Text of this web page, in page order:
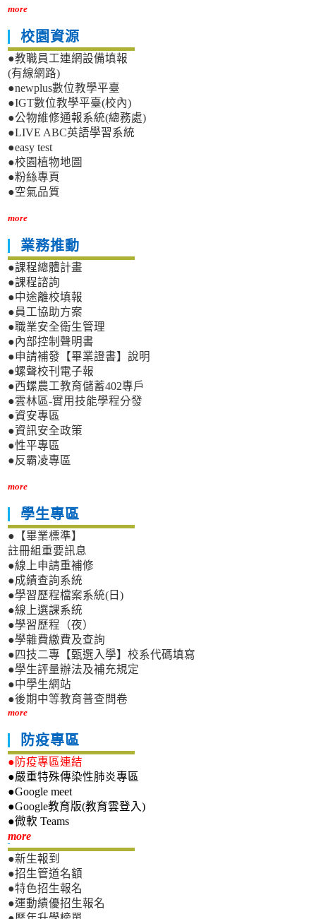
more
校園資源
●教職員工連網設備填報
(有線網路)
●newplus數位教學平臺
●IGT數位教學平臺(校內)
●公物維修通報系統(總務處)
●LIVE ABC英語學習系統
●easy test
●校園植物地圖
●粉絲專頁
●空氣品質
more
業務推動
●課程總體計畫
●課程諮詢
●中途離校填報
●員工協助方案
●職業安全衛生管理
●內部控制聲明書
●申請補發【畢業證書】說明
●螺聲校刊電子報
●西螺農工教育儲蓄402專戶
●雲林區-實用技能學程分發
●資安專區
●資訊安全政策
●性平專區
●反霸凌專區
more
學生專區
●【畢業標準】
註冊組重要訊息
●線上申請重補修
●成績查詢系統
●學習歷程檔案系統(日)
●線上選課系統
●學習歷程（夜）
●學雜費繳費及查詢
●四技二專【甄選入學】校系代碼填寫
●學生評量辦法及補充規定
●中學生網站
●後期中等教育普查問卷
more
防疫專區
●防疫專區連結
●嚴重特殊傳染性肺炎專區
●Google meet
●Google教育版(教育雲登入)
●微軟 Teams
more新生專區
●新生報到
●招生管道名額
●特色招生報名
●運動績優招生報名